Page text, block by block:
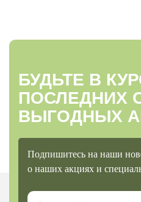
БУДЬТЕ В
ПОСЛЕДНИХ
ВЫГОДНЫХ
Подпишитесь на наши
о наших акциях и